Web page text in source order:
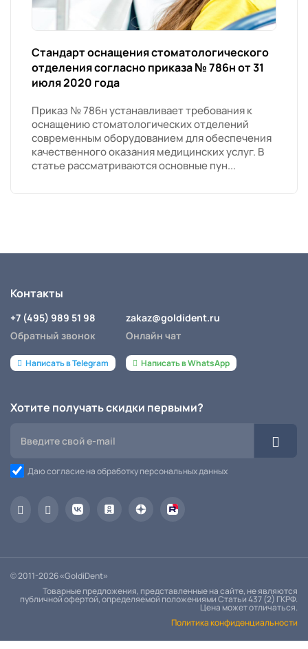
Стандарт оснащения стоматологического
отделения согласно приказа № 786н от 31
июля 2020 года
Приказ № 786н устанавливает требования к
оснащению стоматологических отделений
современным оборудованием для обеспечения
качественного оказания медицинских услуг. В
статье рассматриваются основные пун...
Контакты
+7 (495) 989 51 98
Обратный звонок
Написать в Telegram
zakaz@goldident.ru
Онлайн чат
Написать в WhatsApp
Хотите получать скидки первыми?
Даю согласие на обработку персональных данных
© 2011-2026 «GoldiDent»
Товарные предложения, представленные на сайте, не являются
публичной офертой, определяемой положениями Статьи 437 (2) ГКРФ.
Цена может отличаться.
Политика конфиденциальности